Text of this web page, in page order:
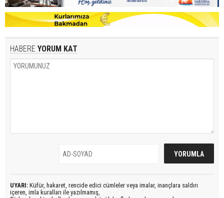
HABERE YORUM KAT
UYARI: Küfür, hakaret, rencide edici cümleler veya imalar, inançlara saldırı
içeren, imla kuralları ile yazılmamış,